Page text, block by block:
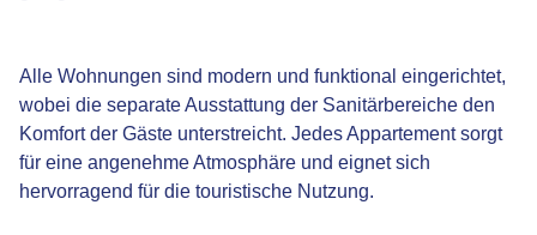
Alle Wohnungen sind modern und funktional eingerichtet,
wobei die separate Ausstattung der Sanitärbereiche den
Komfort der Gäste unterstreicht. Jedes Appartement sorgt
für eine angenehme Atmosphäre und eignet sich
hervorragend für die touristische Nutzung.